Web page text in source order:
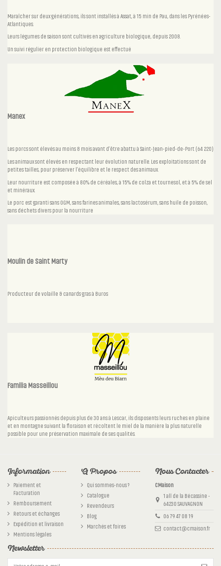
Maraîcher sur deux générations, ils sont installés à Assat, à 15 min de Pau, dans les Pyrénées-
Atlantiques.
Leurs légumes de saison sont cultivés en agriculture biologique, depuis 2008.
Un suivi régulier en protection biologique est effectué
Manex
Les porcs sont élevés au moins 8 mois avant d’être abattu à Saint-Jean-pied-de-Port (64 220)
Les animaux sont élevés en respectant leur évolution naturelle. Les exploitations sont de
petites tailles, pour préserver l’équilibre et le respect des animaux.
Leur nourriture est composée à 80% de céréales, à 15% de colza et tournesol, et à 5% de sel
et minéraux.
Le porc est garanti sans OGM, sans farines animales, sans lactosérum, sans huile de poisson,
sans déchets divers pour la nourriture
Moulin de Saint Marty
Producteur de volaille & canards gras à Buros
Familia Masseillou
Apiculteurs passionnés depuis plus de 30 ans à Lescar, ils disposents leurs ruches en plaine
et en montagne suivant la floraison et récoltent le miel de la manière la plus naturelle
possible pour une préservation maximale de ses qualités.
Information
Paiement et
Facturation
Remboursement
Retours et échanges
Expédition et livraison
Mentions légales
A Propos
Qui sommes-nous ?
Catalogue
Revendeurs
Blog
Marchés et foires
Nous Contacter
CMaison
1 all de la Bécassine -
64230 SAUVAGNON
06 79 47 08 19
contact@cmaison.fr
Newsletter